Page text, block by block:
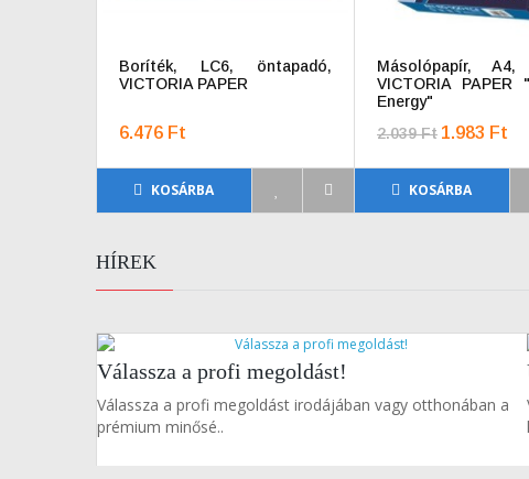
Boríték, LC6, öntapadó,
VICTORIA PAPER
6.476 Ft
KOSÁRBA
Másolópapír,
VICTORIA PAPER
Energy"
2.039 Ft 1.983 Ft
KOSÁRBA
HÍREK
Válassza a profi megoldást!
Válassza a profi megoldást irodájában vagy otthonában a
prémium minősé..